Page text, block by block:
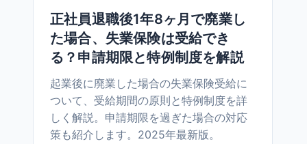
正社員退職後1年8ヶ月で廃業し
た場合、失業保険は受給でき
る？申請期限と特例制度を解説
起業後に廃業した場合の失業保険受給に
ついて、受給期間の原則と特例制度を詳
しく解説。申請期限を過ぎた場合の対応
策も紹介します。2025年最新版。